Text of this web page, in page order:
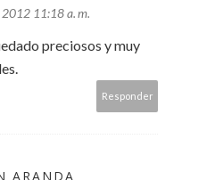
11:18 a. m.
preciosos y muy
Responder
ARANDA